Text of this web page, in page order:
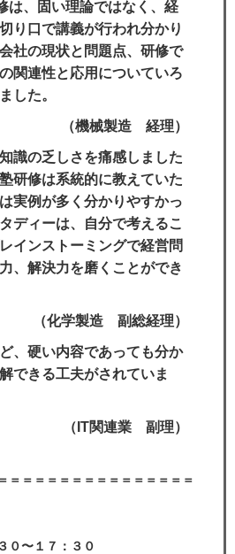
は、固い理論ではなく、経
り口で講義が行われ分かり
社の現状と問題点、研修で
関連性と応用についていろ
ました。
（機械製造 経理）
識の乏しさを痛感しました
研修は系統的に教えていた
実例が多く分かりやすかっ
ディーは、自分で考えるこ
インストーミングで経営問
、解決力を磨くことができ
（化学製造 副総経理）
、硬い内容であっても分か
できる工夫がされていま
（IT関連業 副理）
＝＝＝＝＝＝＝＝＝＝＝＝＝＝＝
０〜１７：３０